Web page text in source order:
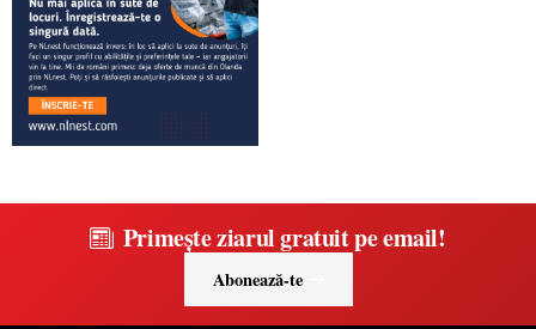
Primește ziarul gratuit pe email!
Abonează-te